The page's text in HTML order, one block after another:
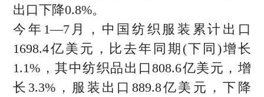
出口下降0.8%。
今年1—7月，中国纺织服装累计出口
1698.4亿美元，比去年同期(下同)增长
1.1%，其中纺织品出口808.6亿美元，增
长3.3%，服装出口889.8亿美元，下降